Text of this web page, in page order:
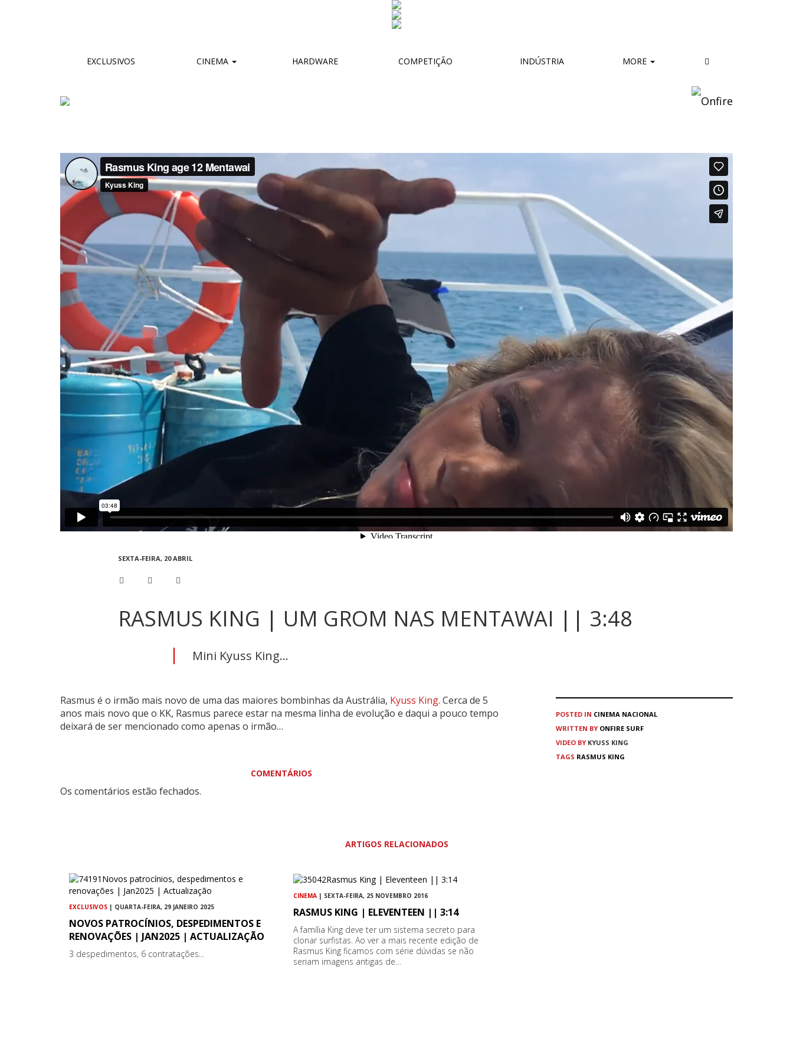
EXCLUSIVOS CINEMA HARDWARE COMPETIÇÃO INDÚSTRIA MORE
SEXTA-FEIRA, 20 ABRIL
RASMUS KING | UM GROM NAS MENTAWAI || 3:48
Mini Kyuss King...
Rasmus é o irmão mais novo de uma das maiores bombinhas da Austrália, Kyuss King. Cerca de 5
anos mais novo que o KK, Rasmus parece estar na mesma linha de evolução e daqui a pouco tempo
deixará de ser mencionado como apenas o irmão…
COMENTÁRIOS
Os comentários estão fechados.
POSTED IN CINEMA NACIONAL
WRITTEN BY ONFIRE SURF
VIDEO BY KYUSS KING
TAGS RASMUS KING
ARTIGOS RELACIONADOS
EXCLUSIVOS | QUARTA-FEIRA, 29 JANEIRO 2025
NOVOS PATROCÍNIOS, DESPEDIMENTOS E
RENOVAÇÕES | JAN2025 | ACTUALIZAÇÃO
3 despedimentos, 6 contratações...
CINEMA | SEXTA-FEIRA, 25 NOVEMBRO 2016
RASMUS KING | ELEVENTEEN || 3:14
A família King deve ter um sistema secreto para
clonar surfistas. Ao ver a mais recente edição de
Rasmus King ficamos com série dúvidas se não
seriam imagens antigas de…